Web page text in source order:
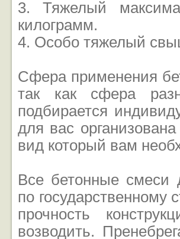
3. Тяжелый
килограмм.
4. Особо тяжелый
Сфера применения
так как сфера
подбирается
для вас
вид который вам
Все бетонные смеси
по государственному
прочность
возводить.